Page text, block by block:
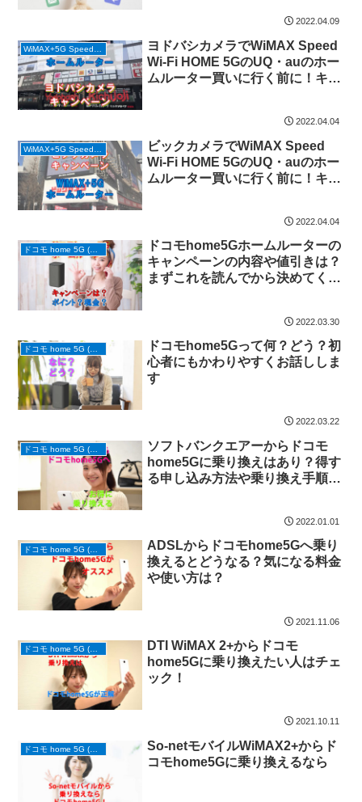
2022.04.09
WiMAX+5G Speed Wi-Fi HOME 5G (ホームルーター)
ヨドバシカメラでWiMAX Speed
Wi-Fi HOME 5GのUQ・auのホー
ムルーター買いに行く前に！キャ
2022.04.04
ビックカメラでWiMAX Speed
Wi-Fi HOME 5GのUQ・auのホー
ムルーター買いに行く前に！キャ
2022.04.04
ドコモ home 5G (ホームルーター)
ドコモhome5Gホームルーターの
キャンペーンの内容や値引きは？
まずこれを読んでから決めてくだ
2022.03.30
ドコモ home 5G (ホームルーター)
ドコモhome5Gって何？どう？初
心者にもかわりやすくお話ししま
す
2022.03.22
ドコモ home 5G (ホームルーター)
ソフトバンクエアーからドコモ
home5Gに乗り換えはあり？得す
る申し込み方法や乗り換え手順と
2022.01.01
ドコモ home 5G (ホームルーター)
ADSLからドコモhome5Gへ乗り
換えるとどうなる？気になる料金
や使い方は？
2021.11.06
ドコモ home 5G (ホームルーター)
DTI WiMAX 2+からドコモ
home5Gに乗り換えたい人はチェ
ック！
2021.10.11
ドコモ home 5G (ホームルーター)
So-netモバイルWiMAX2+からド
コモhome5Gに乗り換えるなら